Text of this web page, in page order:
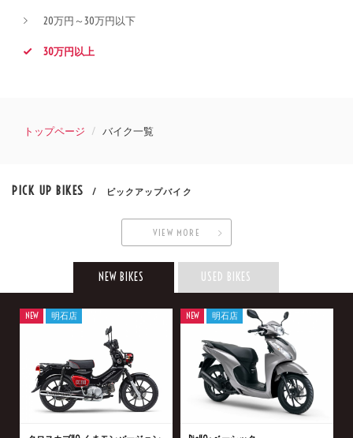
20万円～30万円以下
30万円以上
トップページ バイク一覧
PICK UP BIKES / ピックアップバイク
VIEW MORE
NEW BIKES USED BIKES
NEW 明石店 NEW 明石店